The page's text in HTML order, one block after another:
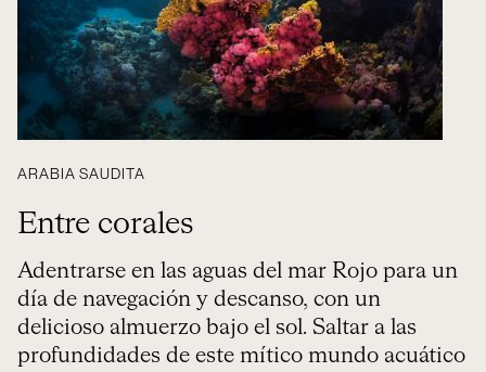
ARABIA SAUDITA
Entre corales
Adentrarse en las aguas del mar Rojo para un
día de navegación y descanso, con un
delicioso almuerzo bajo el sol. Saltar a las
profundidades de este mítico mundo acuático